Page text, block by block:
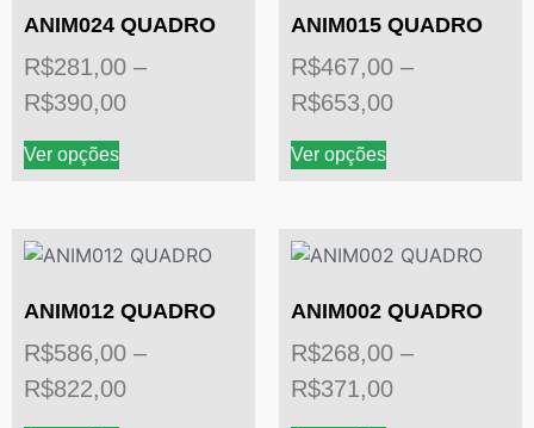
ANIM024 QUADRO
R$281,00 –
R$390,00
Ver opções
ANIM015 QUADRO
R$467,00 –
R$653,00
Ver opções
ANIM012 QUADRO
R$586,00 –
R$822,00
ANIM002 QUADRO
R$268,00 –
R$371,00